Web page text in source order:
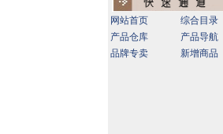
网站首页
综合目录
产品仓库
产品导航
品牌专卖
新增商品